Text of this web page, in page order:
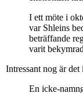
I ett möte i
var Shleins
beträffande
varit
Intressant nog är det
En icke-